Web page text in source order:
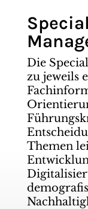
Die
zu jeweils
Themen